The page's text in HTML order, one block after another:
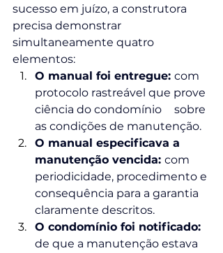
sucesso em juízo, a construtora
precisa demonstrar
simultaneamente quatro
elementos:
O manual foi entregue: com
protocolo rastreável que prove
ciência do condomínio 	sobre
as condições de manutenção.
O manual especificava a
manutenção vencida: com
periodicidade, procedimento e
consequência para a garantia
claramente descritos.
O condomínio foi notificado:
de que a manutenção estava